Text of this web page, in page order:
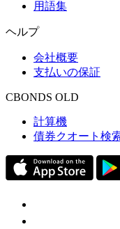
用語集
ヘルプ
会社概要
支払いの保証
CBONDS OLD
計算機
債券クオート検